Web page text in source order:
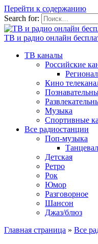
Перейти к содержанию
Search for:
ТВ и радио онлайн
ТВ каналы
Российские
Кино
Музыка
Спортивные
Все радиостанции
Поп-музыка
Детская
Ретро
Рок
Юмор
Разговорное
Шансон
Джаз/блюз
Главная страница » Все